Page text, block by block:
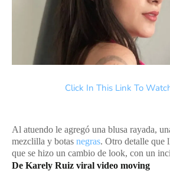
Click In This Link To
Al atuendo le agregó una blusa rayada,
mezclilla y botas negras. Otro detalle que
que se hizo un cambio de look, con un
De Karely Ruiz viral video moving